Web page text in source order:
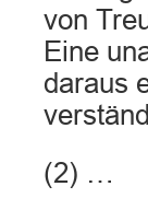
von
Eine
daraus
(2) …